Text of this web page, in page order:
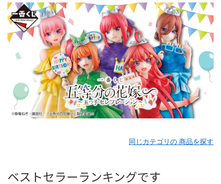
同じカテゴリの 商品を探す
ベストセラーランキングです